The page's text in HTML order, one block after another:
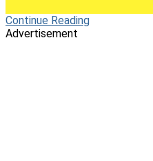
Continue Reading
Advertisement